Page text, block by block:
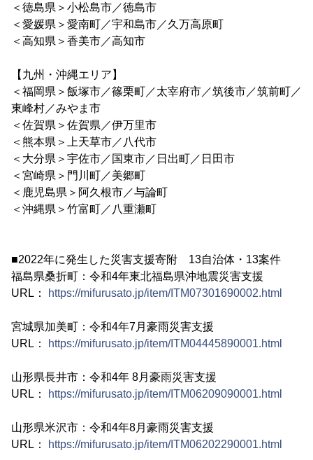
＜徳島県＞小松島市／徳島市
＜愛媛県＞愛南町／宇和島市／久万高原町
＜高知県＞香美市／高知市
【九州・沖縄エリア】
＜福岡県＞飯塚市／篠栗町／太宰府市／筑後市／筑前町／
東峰村／みやま市
＜佐賀県＞佐賀県／伊万里市
＜熊本県＞上天草市／八代市
＜大分県＞宇佐市／国東市／日出町／日田市
＜宮崎県＞門川町／美郷町
＜鹿児島県＞阿久根市／与論町
＜沖縄県＞竹富町／八重瀬町
■2022年に発生した災害支援寄附 13自治体・13案件
福島県桑折町：令和4年東北福島県沖地震災害支援
URL：
https://mifurusato.jp/item/ITM07301690002.html
宮城県加美町：令和4年7月豪雨災害支援
URL：
https://mifurusato.jp/item/ITM04445890001.html
山形県長井市：令和4年 8月豪雨災害支援
URL：
https://mifurusato.jp/item/ITM06209090001.html
山形県米沢市：令和4年8月豪雨災害支援
URL：
https://mifurusato.jp/item/ITM06202290001.html